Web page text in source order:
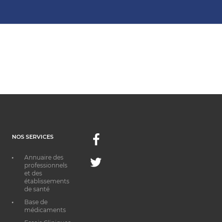
NOS SERVICES
Annuaire des
professionnels
et des
établissements
de santé
Base de
médicaments
Facebook
Twitter